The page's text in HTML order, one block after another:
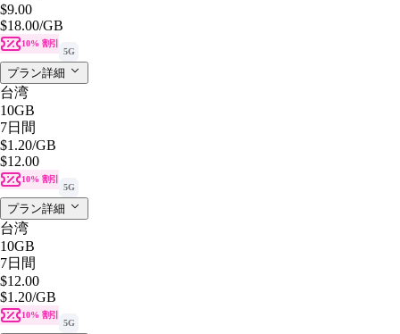
$9.00
$18.00/GB
10% 割引
5G
プラン詳細
台湾
10GB
7日間
$1.20/GB
$12.00
10% 割引
5G
プラン詳細
台湾
10GB
7日間
$12.00
$1.20/GB
10% 割引
5G